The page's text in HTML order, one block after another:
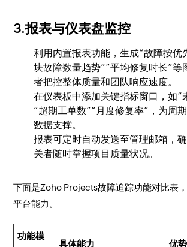
3.报表与仪表盘监控
利用内置报表功能，生成“故障按优
块故障数量趋势”“平均修复时长”等
者把控整体质量和团队响应速度。
在仪表板中添加关键指标窗口，如“
“超期工单数”“月度修复率”，为周
数据支撑。
报表可定时自动发送至管理邮箱，
关者随时掌握项目质量状况。
下面是Zoho Projects故障追踪功能对比表
平台能力。
功能模
具体能力 优